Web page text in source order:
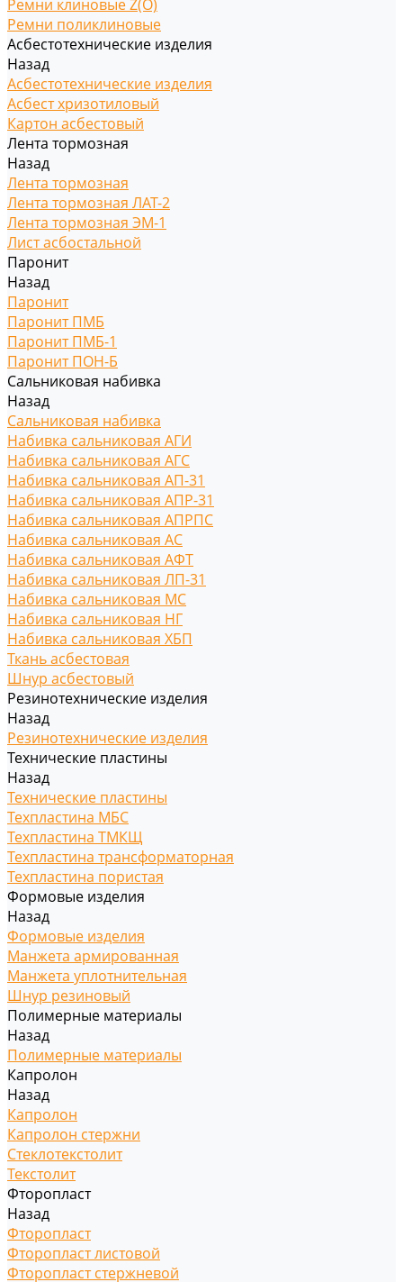
Ремни клиновые Z(O)
Ремни поликлиновые
Асбестотехнические изделия
Назад
Асбестотехнические изделия
Асбест хризотиловый
Картон асбестовый
Лента тормозная
Назад
Лента тормозная
Лента тормозная ЛАТ-2
Лента тормозная ЭМ-1
Лист асбостальной
Паронит
Назад
Паронит
Паронит ПМБ
Паронит ПМБ-1
Паронит ПОН-Б
Сальниковая набивка
Назад
Сальниковая набивка
Набивка сальниковая АГИ
Набивка сальниковая АГС
Набивка сальниковая АП-31
Набивка сальниковая АПР-31
Набивка сальниковая АПРПС
Набивка сальниковая АС
Набивка сальниковая АФТ
Набивка сальниковая ЛП-31
Набивка сальниковая МС
Набивка сальниковая НГ
Набивка сальниковая ХБП
Ткань асбестовая
Шнур асбестовый
Резинотехнические изделия
Назад
Резинотехнические изделия
Технические пластины
Назад
Технические пластины
Техпластина МБС
Техпластина ТМКЩ
Техпластина трансформаторная
Техпластина пористая
Формовые изделия
Назад
Формовые изделия
Манжета армированная
Манжета уплотнительная
Шнур резиновый
Полимерные материалы
Назад
Полимерные материалы
Капролон
Назад
Капролон
Капролон стержни
Стеклотекстолит
Текстолит
Фторопласт
Назад
Фторопласт
Фторопласт листовой
Фторопласт стержневой